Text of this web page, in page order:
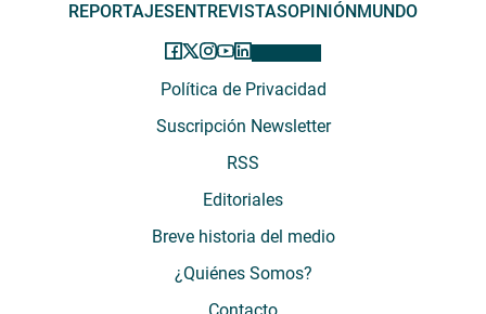
REPORTAJES ENTREVISTASOPINIÓN MUNDO
Política de Privacidad
Suscripción Newsletter
RSS
Editoriales
Breve historia del medio
¿Quiénes Somos?